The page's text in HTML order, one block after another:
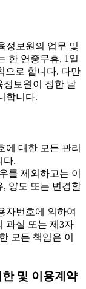
정보원의 업무 및
한 연중무휴, 1일
으로 합니다. 다만
정보원이 정한 날
합니다.
대한 모든 관리
다.
를 제외하고는 이
, 양도 또는 변경할
자번호에 의하여
과실 또는 제3자
모든 책임은 이
및 이용계약